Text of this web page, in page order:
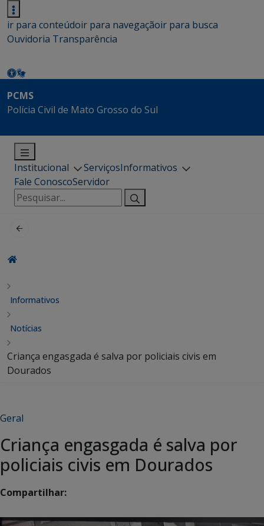
ir para conteúdoir para navegaçãoir para busca
Ouvidoria Transparência
PCMS
Polícia Civil de Mato Grosso do Sul
Institucional ServiçosInformativos
Fale ConoscoServidor
Pesquisar
por:
Informativos
Notícias
Criança engasgada é salva por policiais civis em
Dourados
Geral
Criança engasgada é salva por
policiais civis em Dourados
Compartilhar: